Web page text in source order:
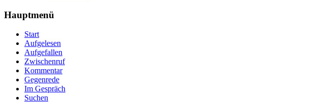
Hauptmenü
Start
Aufgelesen
Aufgefallen
Zwischenruf
Kommentar
Gegenrede
Im Gespräch
Suchen